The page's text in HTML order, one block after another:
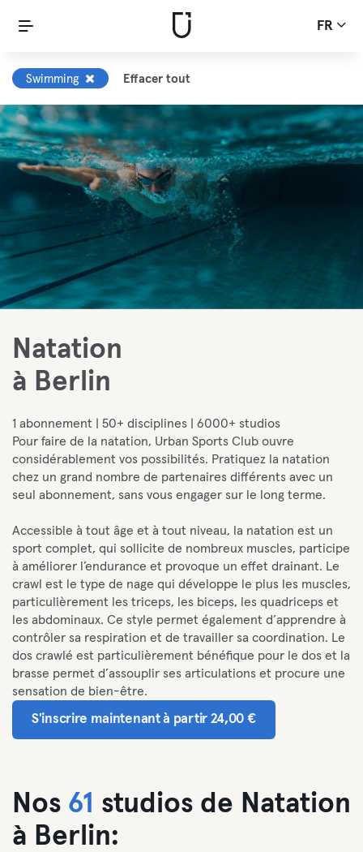
FR
Swimming Effacer tout
Natation
à Berlin
1 abonnement | 50+ disciplines | 6000+ studios
Pour faire de la natation, Urban Sports Club ouvre
considérablement vos possibilités. Pratiquez la natation
chez un grand nombre de partenaires différents avec un
seul abonnement, sans vous engager sur le long terme.
Accessible à tout âge et à tout niveau, la natation est un
sport complet, qui sollicite de nombreux muscles, participe
à améliorer l’endurance et provoque un effet drainant. Le
crawl est le type de nage qui développe le plus les muscles,
particulièrement les triceps, les biceps, les quadriceps et
les abdominaux. Ce style permet également d’apprendre à
contrôler sa respiration et de travailler sa coordination. Le
dos crawlé est particulièrement bénéfique pour le dos et la
brasse permet d’assouplir ses articulations et procure une
sensation de bien-être.
S'inscrire maintenant à partir 24,00 €
Nos 61 studios de Natation
à Berlin: